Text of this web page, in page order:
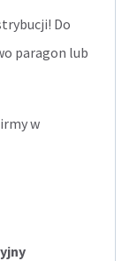
Do
paragon lub
w